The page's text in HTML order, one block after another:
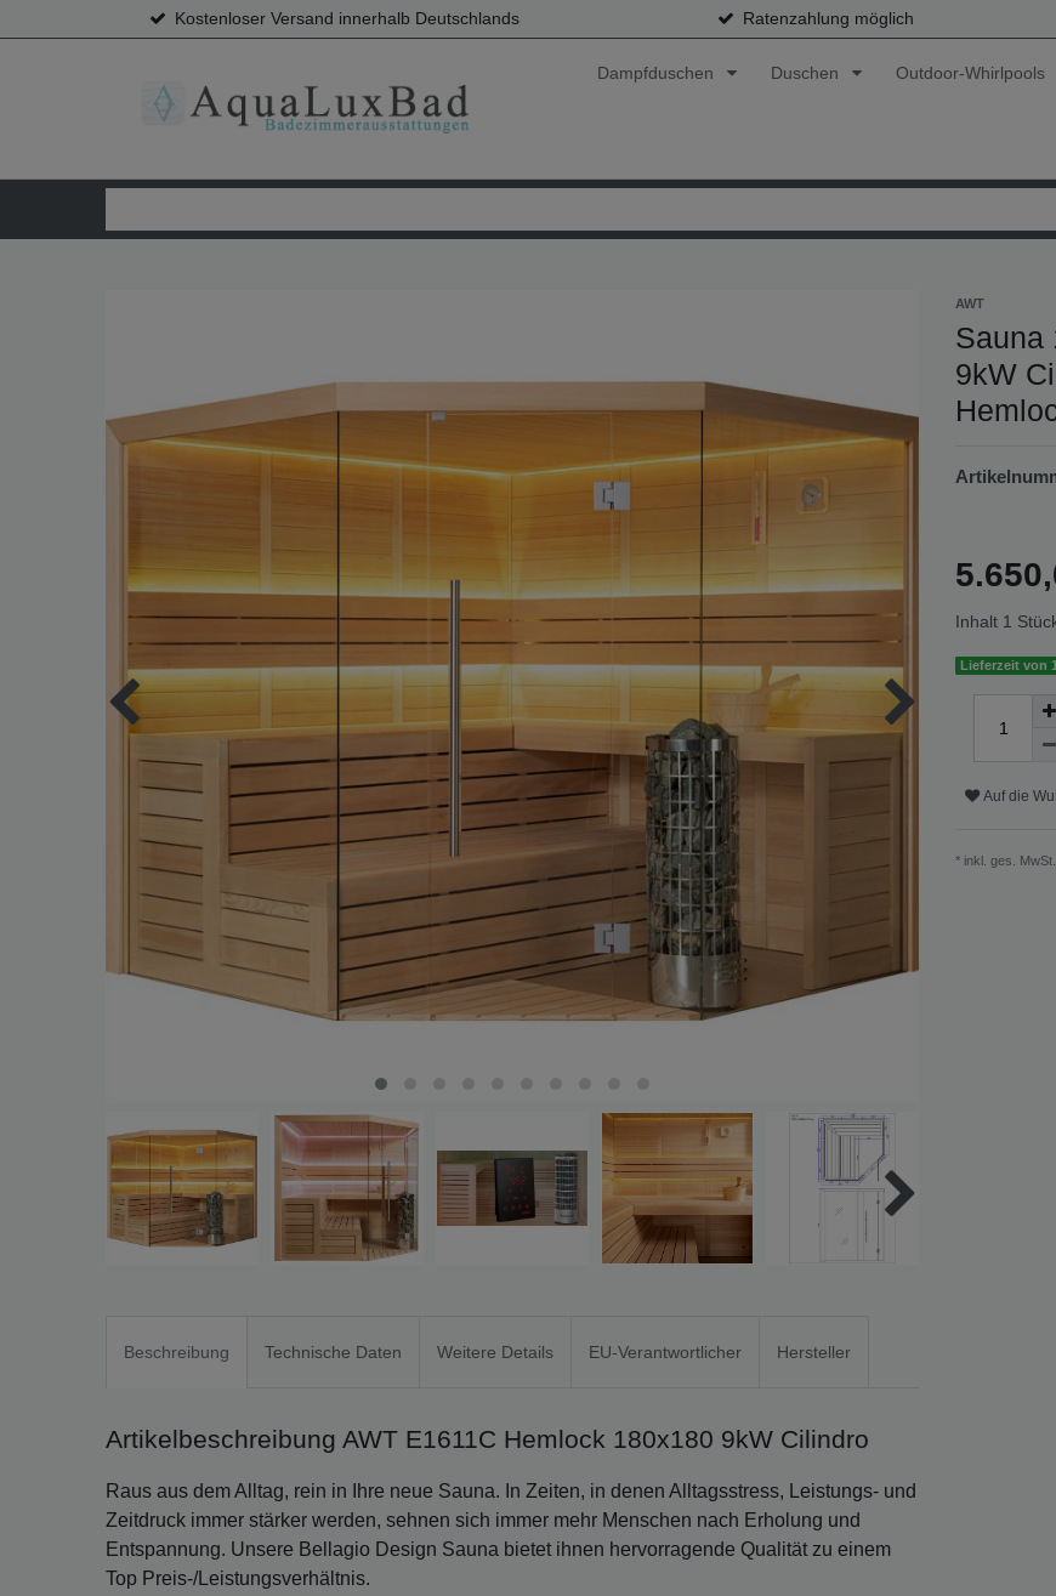
Kostenloser Versand innerhalb Deutschlands Ratenzahlung möglich
Dampfduschen Duschen Outdoor-Whirlpools
AWT
Sauna
9kW
Inhalt 1
Lieferzeit von
Auf die
* inkl. ges.
Beschreibung Technische Daten Weitere Details EU-Verantwortlicher Hersteller
Artikelbeschreibung AWT E1611C Hemlock 180x180 9kW Cilindro
Raus aus dem Alltag, rein in Ihre neue Sauna. In Zeiten, in denen Alltagsstress, Leistungs- und
Zeitdruck immer stärker werden, sehnen sich immer mehr Menschen nach Erholung und
Entspannung. Unsere Bellagio Design Sauna bietet ihnen hervorragende Qualität zu einem
Top Preis-/Leistungsverhältnis.